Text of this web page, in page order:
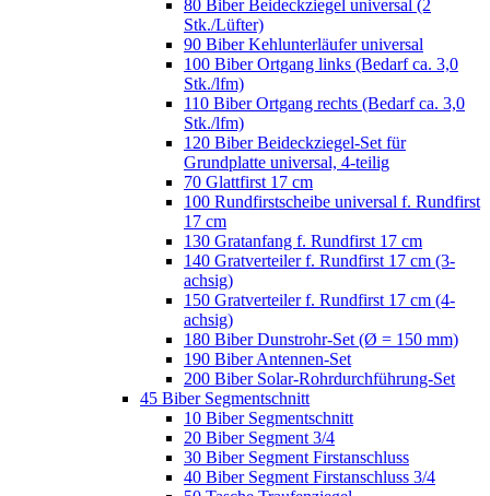
80 Biber Beideckziegel universal (2
Stk./Lüfter)
90 Biber Kehlunterläufer universal
100 Biber Ortgang links (Bedarf ca. 3,0
Stk./lfm)
110 Biber Ortgang rechts (Bedarf ca. 3,0
Stk./lfm)
120 Biber Beideckziegel-Set für
Grundplatte universal, 4-teilig
70 Glattfirst 17 cm
100 Rundfirstscheibe universal f. Rundfirst
17 cm
130 Gratanfang f. Rundfirst 17 cm
140 Gratverteiler f. Rundfirst 17 cm (3-
achsig)
150 Gratverteiler f. Rundfirst 17 cm (4-
achsig)
180 Biber Dunstrohr-Set (Ø = 150 mm)
190 Biber Antennen-Set
200 Biber Solar-Rohrdurchführung-Set
45 Biber Segmentschnitt
10 Biber Segmentschnitt
20 Biber Segment 3/4
30 Biber Segment Firstanschluss
40 Biber Segment Firstanschluss 3/4